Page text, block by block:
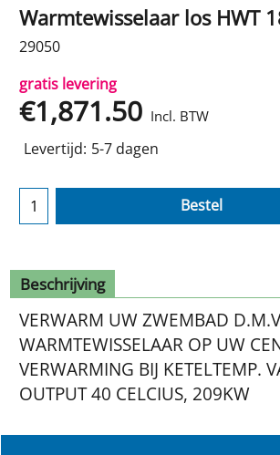
Warmtewisselaar los HWT
29050
gratis levering
€1,871.50 Incl. BTW
Levertijd: 5-7 dagen
Bestel
Beschrijving
VERWARM UW ZWEMBAD
WARMTEWISSELAAR OP UW
VERWARMING BIJ KETELTEMP.
OUTPUT 40 CELCIUS, 209KW